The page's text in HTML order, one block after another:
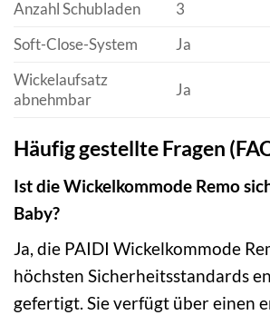
Anzahl Schubladen
3
Soft-Close-System
Ja
Wickelaufsatz
abnehmbar
Ja
Häufig gestellte Fragen
Ist die Wickelkommode Remo
Baby?
Ja, die PAIDI Wickelkommode
höchsten Sicherheitsstandards
gefertigt. Sie verfügt über einen